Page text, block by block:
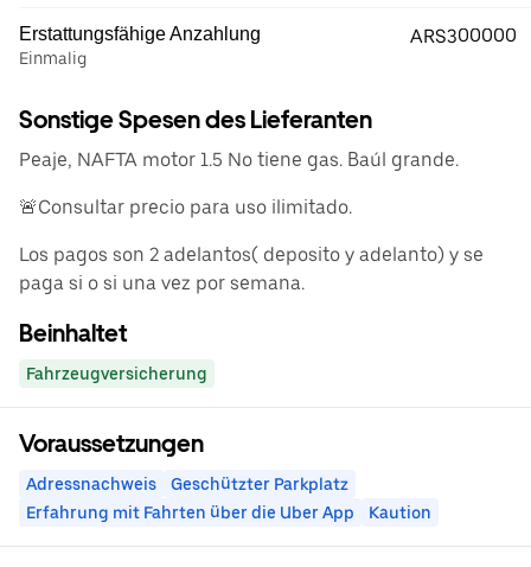
Erstattungsfähige Anzahlung
Einmalig
ARS300000
Sonstige Spesen des Lieferanten
Peaje, NAFTA motor 1.5 No tiene gas. Baúl grande.
🚨Consultar precio para uso ilimitado.
Los pagos son 2 adelantos( deposito y adelanto) y se
paga si o si una vez por semana.
Beinhaltet
Fahrzeugversicherung
Voraussetzungen
Adressnachweis
Geschützter Parkplatz
Erfahrung mit Fahrten über die Uber App
Kaution